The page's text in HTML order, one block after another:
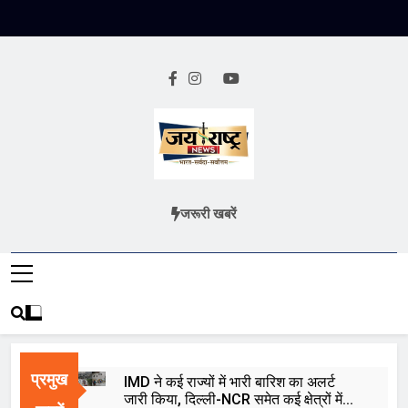
Jai Rashtra
हिंदी समाचार
जरूरी खबरें
प्रमुख
IMD ने कई राज्यों में भारी बारिश का अलर्ट
जारी किया, दिल्ली-NCR समेत कई क्षेत्रों में